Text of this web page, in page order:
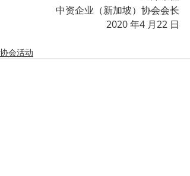
中资企业（新加坡）协会会长
2020 年4 月22 日
协会活动